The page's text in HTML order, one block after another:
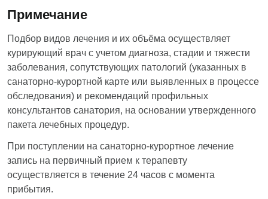
Прием лечащего врача повторный
Климатотерапия
Диетическое питание 3-х разовое
по системе «шведский стол»
Питьевое лечение: прием
минеральной воды 3 раза в день
Примечание
Подбор видов лечения и их объёма осуществляет
курирующий врач с учетом диагноза, стадии и тяжести
заболевания, сопутствующих патологий (указанных в
санаторно-курортной карте или выявленных в процессе
обследования) и рекомендаций профильных
консультантов санатория, на основании утвержденного
пакета лечебных процедур.
При поступлении на санаторно-курортное лечение
запись на первичный прием к терапевту
осуществляется в течение 24 часов с момента
прибытия.
Мы используем cookies
Наш сайт использует файлы cookie и сервисы
Яндекс.Метрика, для анализа посещаемости.
работу, вы даете согласие на обработку данных
Подробнее
Принять все
Политика использования COOKIES
защищает персональные данные пользователей
и обрабатывает Cookies только для
персонализации сервисов. Запретить обработку
Cookies можно в настройках вашего браузера.
обработки cookies. Подробно рассказываем, как
обрабатывает и защищает ваши персональные
данныена странице.
Принять все